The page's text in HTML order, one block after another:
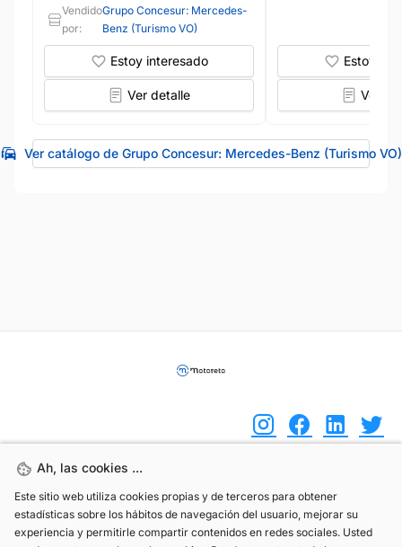
Vendido
por:
Grupo Concesur: Mercedes-
Benz (Turismo VO)
Estoy interesado
Ver detalle
Estoy
Ver
Ver catálogo de Grupo Concesur: Mercedes-Benz (Turismo VO)
Ah, las cookies ...
Este sitio web utiliza cookies propias y de terceros para obtener
estadísticas sobre los hábitos de navegación del usuario, mejorar su
experiencia y permitirle compartir contenidos en redes sociales. Usted
Ah, las cookies ...
Este sitio web utiliza cookies propias y de terceros para obtener
estadísticas sobre los hábitos de navegación del usuario, mejorar su
experiencia y permitirle compartir contenidos en redes sociales. Usted
(+34) 744 408 070
info@motoreto.com